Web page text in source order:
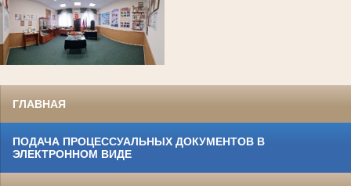
ГЛАВНАЯ
ПОДАЧА ПРОЦЕССУАЛЬНЫХ ДОКУМЕНТОВ В
ЭЛЕКТРОННОМ ВИДЕ